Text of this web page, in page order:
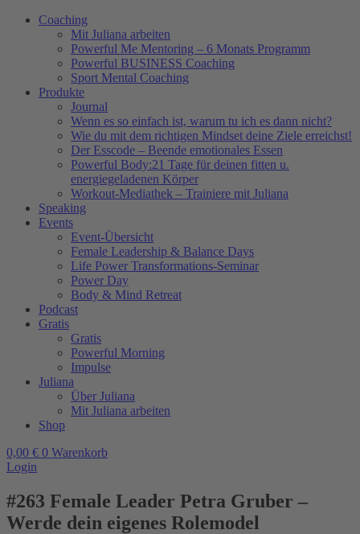
Coaching
Mit Juliana arbeiten
Powerful Me Mentoring – 6 Monats Programm
Powerful BUSINESS Coaching
Sport Mental Coaching
Produkte
Journal
Wenn es so einfach ist, warum tu ich es dann nicht?
Wie du mit dem richtigen Mindset deine Ziele erreichst!
Der Esscode – Beende emotionales Essen
Powerful Body:21 Tage für deinen fitten u.
energiegeladenen Körper
Workout-Mediathek – Trainiere mit Juliana
Speaking
Events
Event-Übersicht
Female Leadership & Balance Days
Life Power Transformations-Seminar
Power Day
Body & Mind Retreat
Podcast
Gratis
Gratis
Powerful Morning
Impulse
Juliana
Über Juliana
Mit Juliana arbeiten
Shop
0,00 € 0 Warenkorb
Login
#263 Female Leader Petra Gruber –
Werde dein eigenes Rolemodel